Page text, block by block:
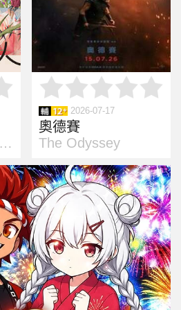
THE WORLD OF LOVE
2026-07-17
奧德賽
The Odyssey